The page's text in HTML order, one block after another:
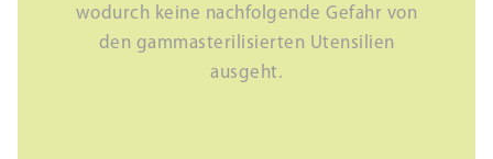
wodurch keine nachfolgende Gefahr von
den gammasterilisierten Utensilien
ausgeht.